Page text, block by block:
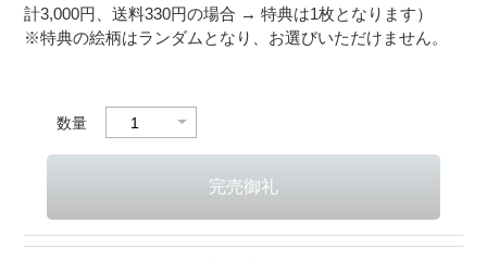
計3,000円、送料330円の場合 → 特典は1枚となります）
※特典の絵柄はランダムとなり、お選びいただけません。
数量